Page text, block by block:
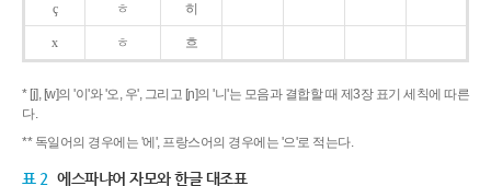
ç ㅎ 히
x ㅎ 흐
* [j], [w]의 '이'와 '오, 우', 그리고 [ɲ]의 '니'는 모음과 결합할 때 제3장 표기 세칙에 따른
다.
** 독일어의 경우에는 '에', 프랑스어의 경우에는 '으'로 적는다.
표 2 에스파냐어 자모와 한글 대조표